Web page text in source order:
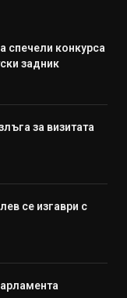
спечели конкурса
задник
за визитата
се изгаври с